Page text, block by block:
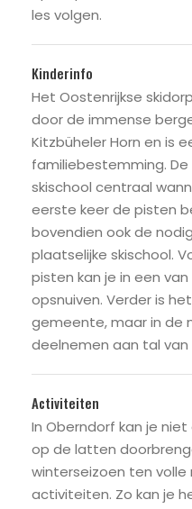
les volgen.
Kinderinfo
Het Oostenrijkse
door de immense
Kitzbüheler Horn en is
familiebestemming.
skischool centraal
eerste keer de pisten
bovendien ook de
plaatselijke skischool.
pisten kan je in een
opsnuiven. Verder is
gemeente, maar in de
deelnemen aan tal
Activiteiten
In Oberndorf kan je
op de latten
winterseizoen ten
activiteiten. Zo kan je